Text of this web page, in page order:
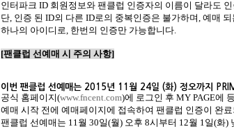
인터파크 ID 회원정보와 팬클럽 인증자의 이름이 달라도
단, 인증 된 ID외 다른 ID로의 중복인증은 불가하며, 예매 되
하나의 아이디로, 한번의 인증만 가능합니다.
[팬클럽 선예매 시 주의 사항]
이번 팬클럽 선예매는 2015년 11 월 24일 (화) 정오까지
공식 홈페이지(www.fncent.com)에 로그인 후 MY PAGE에
예매 시작 전에 예매페이지에 접속하여 팬클럽 인증이 완
팬클럽 선예매는 11월 30일(월) 오후 8시부터 12월 1일(화)